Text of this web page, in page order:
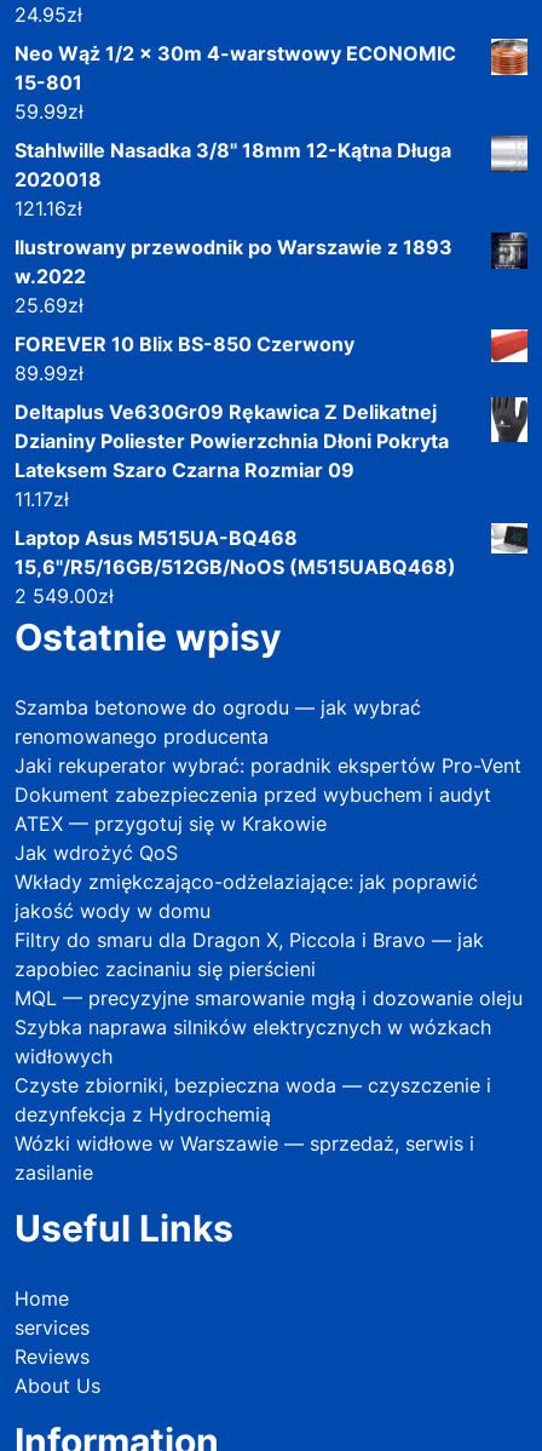
24.95zł
Neo Wąż 1/2 x 30m 4-warstwowy ECONOMIC
15-801
59.99zł
Stahlwille Nasadka 3/8" 18mm 12-Kątna Długa
2020018
121.16zł
Ilustrowany przewodnik po Warszawie z 1893
w.2022
25.69zł
FOREVER 10 Blix BS-850 Czerwony
89.99zł
Deltaplus Ve630Gr09 Rękawica Z Delikatnej
Dzianiny Poliester Powierzchnia Dłoni Pokryta
Lateksem Szaro Czarna Rozmiar 09
11.17zł
Laptop Asus M515UA-BQ468
15,6"/R5/16GB/512GB/NoOS (M515UABQ468)
2 549.00zł
Ostatnie wpisy
Szamba betonowe do ogrodu — jak wybrać
renomowanego producenta
Jaki rekuperator wybrać: poradnik ekspertów Pro-Vent
Dokument zabezpieczenia przed wybuchem i audyt
ATEX — przygotuj się w Krakowie
Jak wdrożyć QoS
Wkłady zmiękczająco-odżelaziające: jak poprawić
jakość wody w domu
Filtry do smaru dla Dragon X, Piccola i Bravo — jak
zapobiec zacinaniu się pierścieni
MQL — precyzyjne smarowanie mgłą i dozowanie oleju
Szybka naprawa silników elektrycznych w wózkach
widłowych
Czyste zbiorniki, bezpieczna woda — czyszczenie i
dezynfekcja z Hydrochemią
Wózki widłowe w Warszawie — sprzedaż, serwis i
zasilanie
Useful Links
Home
services
Reviews
About Us
Information